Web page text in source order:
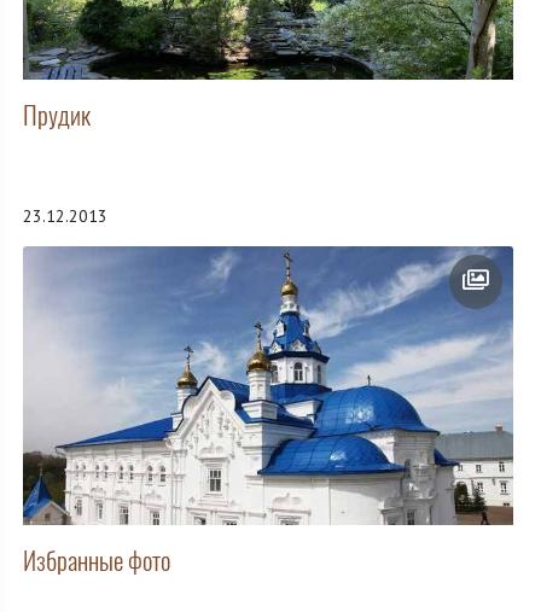
Прудик
23.12.2013
Избранные фото